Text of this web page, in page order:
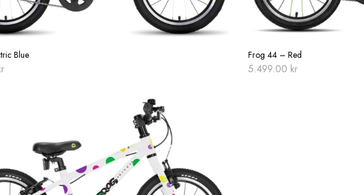
Blue Frog 44 – Red
5.499.00 kr